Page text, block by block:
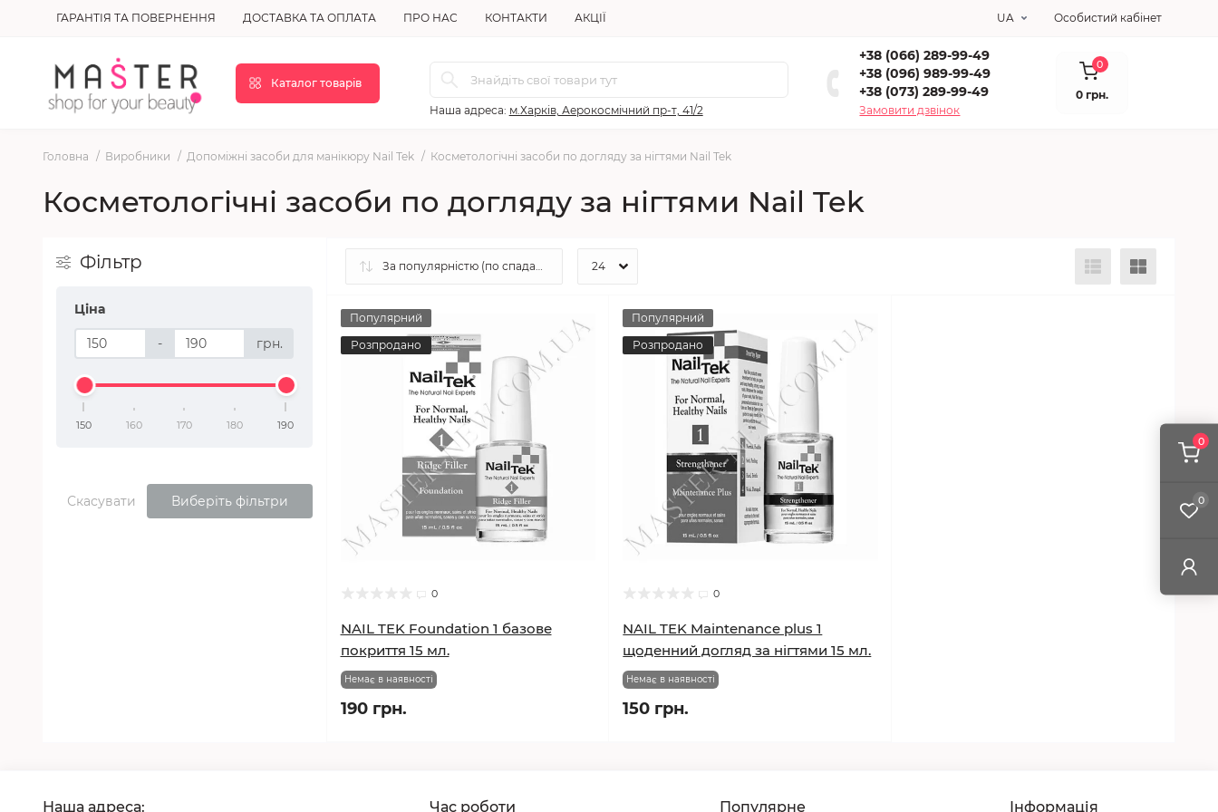
0
0
ГАРАНТІЯ ТА ПОВЕРНЕННЯ ДОСТАВКА ТА ОПЛАТА ПРО НАС КОНТАКТИ АКЦІЇ UA Особистий кабінет
Каталог товарів
Наша адреса: м.Харків, Аерокосмічний пр-т, 41/2
+38 (066) 289-99-49
+38 (096) 989-99-49
+38 (073) 289-99-49
Замовити дзвінок
0
0 грн.
Головна Виробники Допоміжні засоби для манікюру Nail Tek Косметологічні засоби по догляду за нігтями Nail Tek
Косметологічні засоби по догляду за нігтями Nail Tek
Фільтр
Ціна
- грн.
150 160 170 180 190
Скасувати Виберіть фільтри
Популярний
Розпродано
0
NAIL TEK Foundation 1 базове
покриття 15 мл.
Немає в наявності
190 грн.
Популярний
Розпродано
0
NAIL TEK Maintenance plus 1
щоденний догляд за нігтями 15 мл.
Немає в наявності
150 грн.
Наша адреса: Час роботи Популярне Інформація